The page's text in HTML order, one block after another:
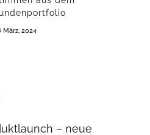
März, 2024
– neue